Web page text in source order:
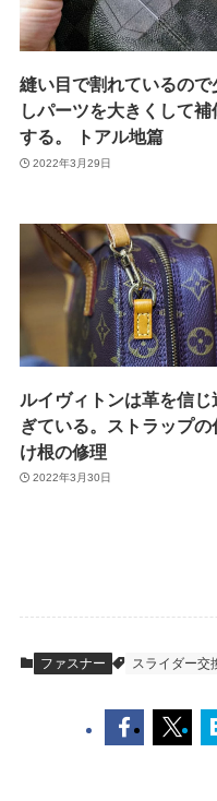
縫い目で割れているので
しパーツを大きくして補
する。 トアル地篇
2022年3月29日
ルイヴィトンは革を信じ
ぎている。ストラップの
け根の修理
2022年3月30日
ファスナー スライダー交